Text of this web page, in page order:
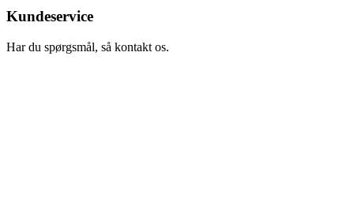
Kundeservice
Har du spørgsmål, så kontakt os.